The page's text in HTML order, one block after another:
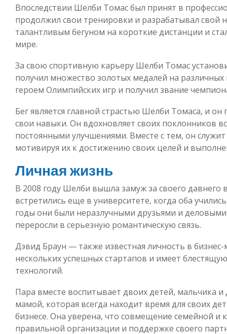
Впоследствии Шелби Томас был принят в
продолжил свои тренировки и разрабатывал свой
талантливым бегуном на короткие дистанции и
мире.
За свою спортивную карьеру Шелби Томас
получил множество золотых медалей на
героем Олимпийских игр и получил звание
Бег является главной страстью Шелби Томаса, и
свои навыки. Он вдохновляет своих поклонников
постоянными улучшениями. Вместе с тем, он
мотивируя их к достижению своих целей и
Личная жизнь
В 2008 году Шелби вышла замуж за своего
встретились еще в университете, когда оба
годы они были неразлучными друзьями и
переросли в серьезную романтическую связь.
Дэвид Браун — также известная личность в
нескольких успешных стартапов и имеет
технологий.
Пара вместе воспитывает двоих детей, мальчика
мамой, которая всегда находит время для своих
бизнесе. Она уверена, что совмещение семейной
правильной организации и поддержке своего